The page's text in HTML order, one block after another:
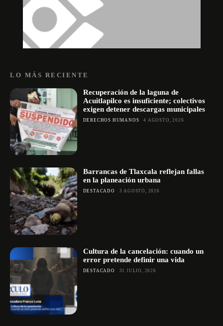
LO MÁS RECIENTE
Recuperación de la laguna de
Acuitlapilco es insuficiente; colectivos
exigen detener descargas municipales
DERECHOS HUMANOS 4 AGOSTO, 2026
Barrancas de Tlaxcala reflejan fallas
en la planeación urbana
DESTACADO 3 AGOSTO, 2026
Cultura de la cancelación: cuando un
error pretende definir una vida
DESTACADO 31 JULIO, 2026